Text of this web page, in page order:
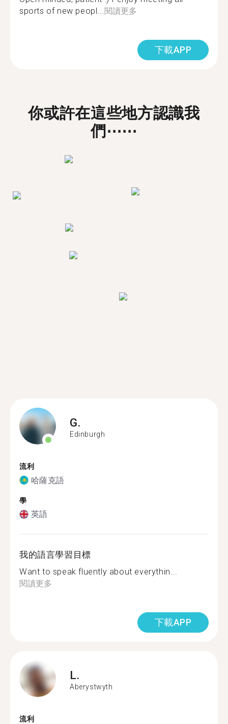
sports of new peopl...閱讀更多
下載APP
你或許在這些地方認識我
們⋯⋯
G.
Edinburgh
流利
哈薩克語
學
英語
我的語言學習目標
Want to speak fluently about everythin...
閱讀更多
下載APP
L.
Aberystwyth
流利